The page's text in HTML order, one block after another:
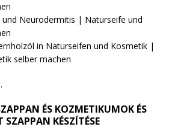
und Neurodermitis | Naturseife und
in Naturseifen und Kosmetik |
selber machen
ÉS KOZMETIKUMOK ÉS
SZAPPAN KÉSZÍTÉSE